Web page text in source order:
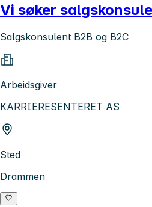
Vi søker
Salgskonsulent B2B og B2C
Arbeidsgiver
KARRIERESENTERET AS
Sted
Drammen